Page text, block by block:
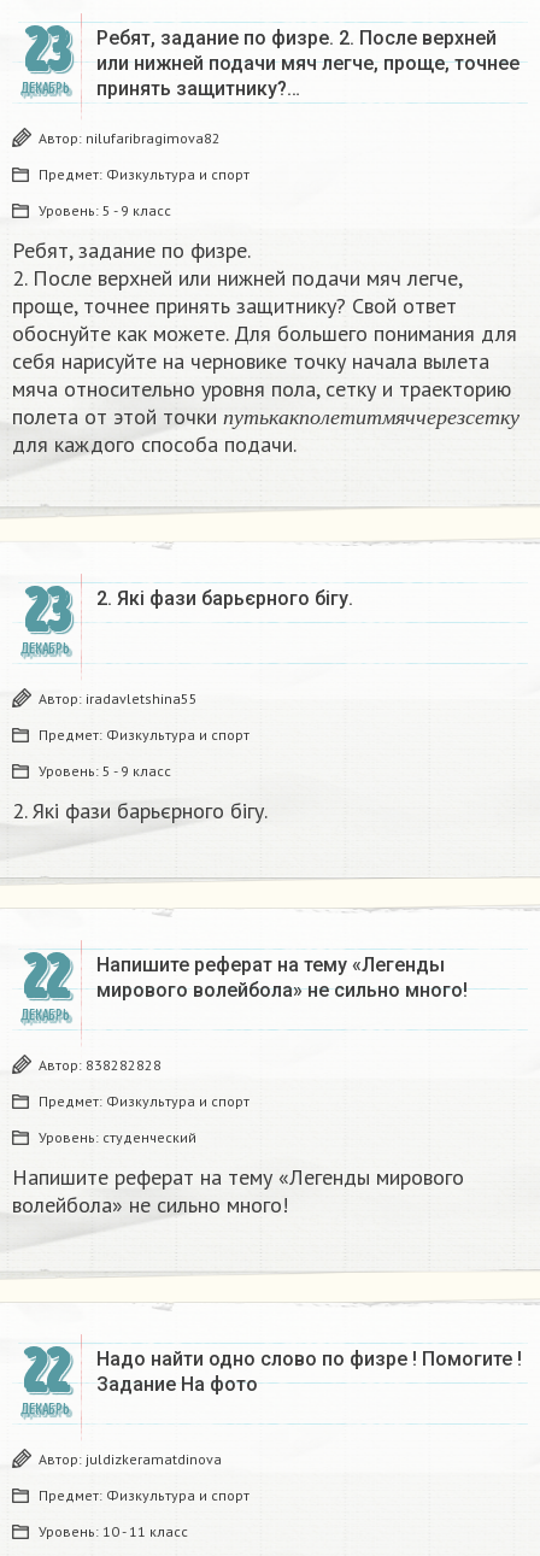
23
ДЕКАБРЬ
Ребят, задание по физре. 2. После верхней
или нижней подачи мяч легче, проще, точнее
принять защитнику?…
Автор: nilufaribragimova82
Предмет: Физкультура и спорт
Уровень: 5 - 9 класс
Ребят, задание по физре.
2. После верхней или нижней подачи мяч легче,
проще, точнее принять защитнику? Свой ответ
обоснуйте как можете. Для большего понимания для
себя нарисуйте на черновике точку начала вылета
мяча относительно уровня пола, сетку и траекторию
полета от этой точки
п у т ька кп ол е т и тмя ч ч е р е з с е т к у
путь какпо летит мя ччерезсетку
для каждого способа подачи.​
23
ДЕКАБРЬ
2. Які фази барьєрного бігу.​
Автор: iradavletshina55
Предмет: Физкультура и спорт
Уровень: 5 - 9 класс
2. Які фази барьєрного бігу.​
22
ДЕКАБРЬ
Напишите реферат на тему «Легенды
мирового волейбола» не сильно много!
Автор: 838282828
Предмет: Физкультура и спорт
Уровень: студенческий
Напишите реферат на тему «Легенды мирового
волейбола» не сильно много!
22
ДЕКАБРЬ
Надо найти одно слово по физре ! Помогите !
Задание На фото
Автор: juldizkeramatdinova
Предмет: Физкультура и спорт
Уровень: 10 - 11 класс